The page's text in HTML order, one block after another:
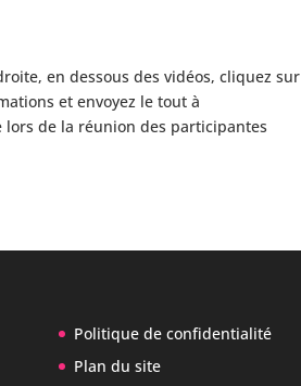
en dessous des vidéos, cliquez sur
et envoyez le tout à
lors de la réunion des participantes
Politique de confidentialité
Plan du site